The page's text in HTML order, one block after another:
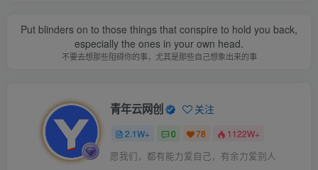
Put blinders on to those things that conspire to hold you back,
especially the ones in your own head.
不要去想那些阻碍你的事，尤其是那些自己想象出来的事
青年云网创 关注
2.1W+ 0 78 1122W+
愿我们，都有能力爱自己，有余力爱别人